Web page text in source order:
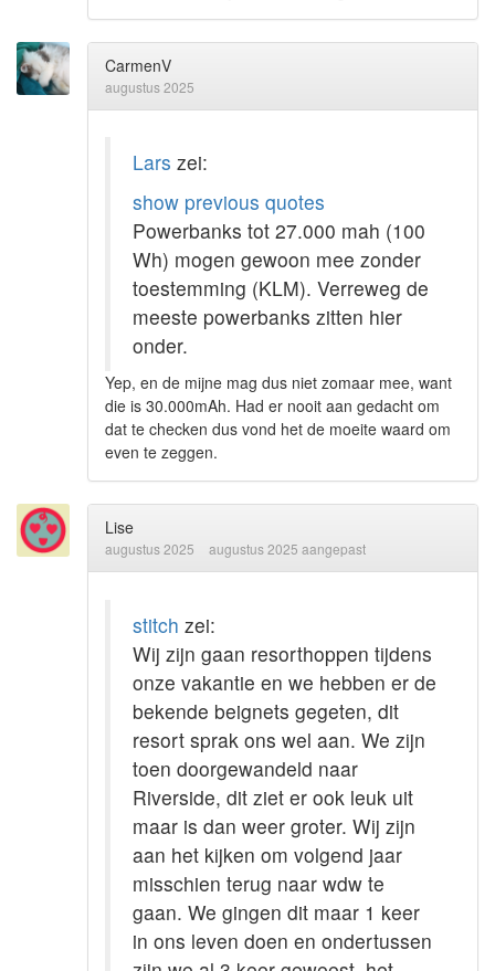
CarmenV
augustus 2025
Lars zei:
show previous quotes
Powerbanks tot 27.000 mah (100
Wh) mogen gewoon mee zonder
toestemming (KLM). Verreweg de
meeste powerbanks zitten hier
onder.
Yep, en de mijne mag dus niet zomaar mee, want
die is 30.000mAh. Had er nooit aan gedacht om
dat te checken dus vond het de moeite waard om
even te zeggen.
Lise
augustus 2025 augustus 2025 aangepast
stitch zei:
Wij zijn gaan resorthoppen tijdens
onze vakantie en we hebben er de
bekende beignets gegeten, dit
resort sprak ons wel aan. We zijn
toen doorgewandeld naar
Riverside, dit ziet er ook leuk uit
maar is dan weer groter. Wij zijn
aan het kijken om volgend jaar
misschien terug naar wdw te
gaan. We gingen dit maar 1 keer
in ons leven doen en ondertussen